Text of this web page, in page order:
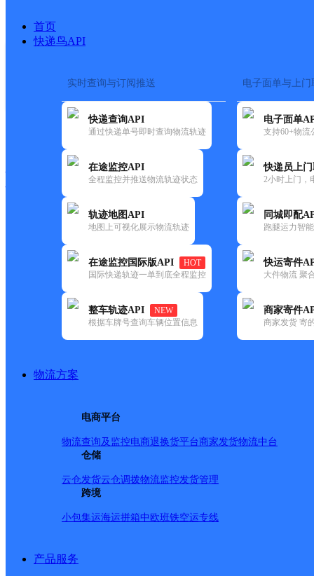
首页
快递鸟API
实时查询与订阅推送
快递查询API
通过快递单号即时查询物流轨迹
在途监控API
全程监控并推送物流轨迹状态
轨迹地图API
地图上可视化展示物流轨迹
在途监控国际版API
HOT
国际快递轨迹一单到底全程监控
整车轨迹API
NEW
根据车牌号查询车辆位置信息
电子面单与上门
电子面单
支持60+物流
快递员上
2小时上门，
同城即配
跑腿运力智
快运寄件
大件物流 聚
商家寄件
商家发货 寄
物流方案
电商平台
物流查询及监控电商退换货平台商家发货物流中台
仓储
云仓发货云仓调拨物流监控发货管理
跨境
小包集运海运拼箱中欧班铁空运专线
产品服务
快运大全 快递时效
韵达
河南林州市公司茶店镇分部
更新时间：2022-07-14 00:00:00
所属快递：韵达速递
所属区域：河南省-安阳市-林州市
网点地址：中国河南省安阳市林州市茶店镇广场北边快递
网点负责人：